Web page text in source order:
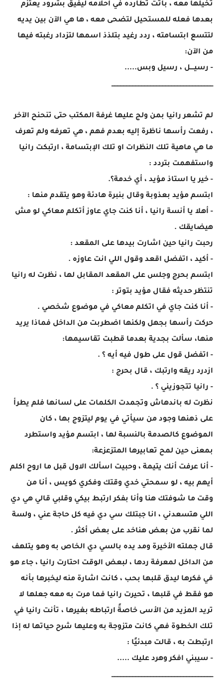
تخيلها معه ، باتت تطارده في احلامه ليفيق بشرود يعتزم
بعدها فعله للمستحيل لتضحى معه ، ها هي الآن بين يديه
لتتسع ابتسامته ، ردد رغيد بتلذذ اسمها لتزداد رغبته فيها
من الآن:
- رسيــــل ، رسيل وبس.....
__________________________________
لم تشعر رانيا بمن ولج عليها غرفة المكتب حتى تنحنح الآخر
، رفعت رأسها ناظرة إليه بعدم فهم ، هي تعرفه ولم تعرف
ما هي ماهية تلك النظرات او تلك الإبتسامة ، ارتبكت رانيا
واستفهمت بتردد :
- خير يا استاذ مؤيد ، أي خدمة؟.
ابتسم مؤيد بعذوبة وقال بنبرة هادئة وهو يتقدم منها :
- أهلا يا أنسة رانيا ، أنا كنت جاي عاوز أتكلم معاكي لو مش
هيضايقك .
رحبت رانيا حين اشارت بيدها على المقعد :
- أكيد ، اتفضل اقعد وقول اللي انت عاوزه .
ابتسم بحرج وجلس على المقعد المقابل لها ، نظرت له رانيا
تنتظر حديثه فقال مؤيد بتوتر :
- أنا كنت جاي في اتكلم معاكي في موضوع شخصي .
حركت رأسها بجهل ولكنها اضطربت من الداخل فماذا يريد
منها، سألت بجدية بعدما قطبت تقاسيمها:
- اتفضل قول على طول فيه أيه ؟ .
ازدرد ريقه وارتبك ، قال بحرج :
- رانيا تتجوزيني ؟ .
نظرت له باندهاش وتجمدت الكلمات على لسانها فلم يطرأ
على ذهنها وجود من سيأتي في يوم ليتزوج بها ، كان
الموضوع كالصدمة بالنسبة لها ، ابتسم مؤيد واستطرد
بمعنى حين لمح تعابيرها المتزعزعة:
- أنا عرفت أنك يتيمة ، وحبيت اسألك الاول قبل ما اروح اكلم
أيهم بيه ، لو سمحتي خدي وقتك وفكري كويس ، أنا من
وقت ما شوفتك هنا وأنا بفكر ارتبط بيكي وقلبي قالي هي دي
اللي هتسعدني ، انا جبتلك سي دي فيه كل حاجة عني ، ولسة
لما نقرب من بعض هناخد على بعض أكثر .
قال جملته الأخيرة ومد يده بالسي دي الخاص به وهو يتلهف
من الداخل لمعرفة ردها ، لبعض الوقت احتارت رانيا ، جاء هو
في فكرها ليدق قلبها بحب ، كانت اشارة منه ليخبرها بأنه
هو فقط في قلبها ، تحيرت رانيا فما مرت به معه جعلها لا
تريد المزيد من الأسى خاصةً ارتباطه بغيرها ، تأنت رانيا في
تلك الخطوة فهي كانت متزوجة به وعليها شرح حياتها له إذا
ارتبطت به ، قالت مبدئيًا :
- سيبني افكر وهرد عليك .....
__________________________________